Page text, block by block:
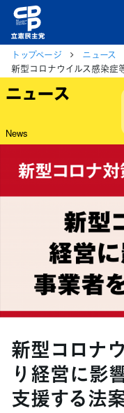
トップページ
ニュース
ニュース
News
新型コロナ
り経営に影
支援する法